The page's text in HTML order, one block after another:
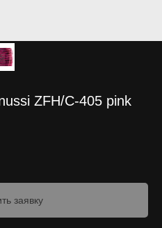
ZFH/C-405 pink
заявку